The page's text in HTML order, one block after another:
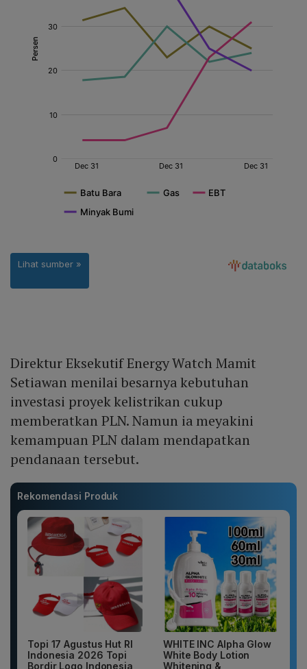
Direktur Eksekutif Energy Watch Mamit
Setiawan menilai besarnya kebutuhan
investasi proyek kelistrikan cukup
memberatkan PLN. Namun ia meyakini
kemampuan PLN dalam mendapatkan
pendanaan tersebut.
Rekomendasi Produk
Topi 17 Agustus Hut RI
Indonesia 2026 Topi
Bordir Logo Indonesia
WHITE INC Alpha Glow
White Body Lotion
Whitening &